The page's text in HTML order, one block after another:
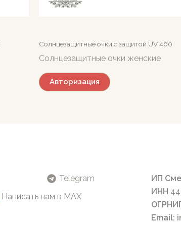
Солнцезащитные очки c защитой UV 400
Солнцезащитные очки женские
Авторизация
Telegram
Написать нам в MAX
ИП
ИНН
Email: